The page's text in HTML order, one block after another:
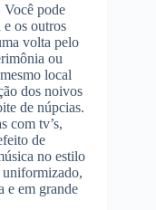
Você pode
os outros
volta pelo
ou
local
dos noivos
de núpcias.
com tv’s,
de
no estilo
uniformizado,
e em grande